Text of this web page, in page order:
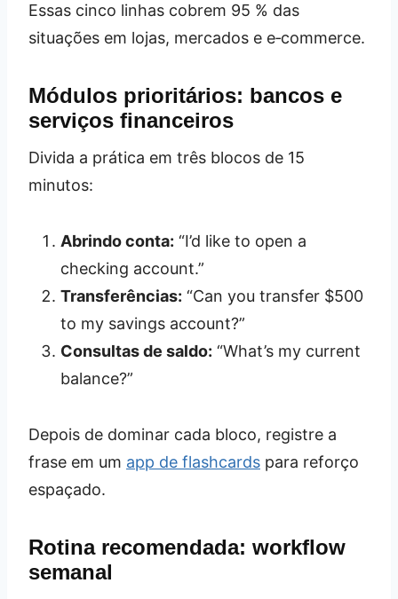
Essas cinco linhas cobrem 95 % das
situações em lojas, mercados e e‑commerce.
Módulos prioritários: bancos e
serviços financeiros
Divida a prática em três blocos de 15
minutos:
Abrindo conta: “I’d like to open a
checking account.”
Transferências: “Can you transfer $500
to my savings account?”
Consultas de saldo: “What’s my current
balance?”
Depois de dominar cada bloco, registre a
frase em um app de flashcards para reforço
espaçado.
Rotina recomendada: workflow
semanal